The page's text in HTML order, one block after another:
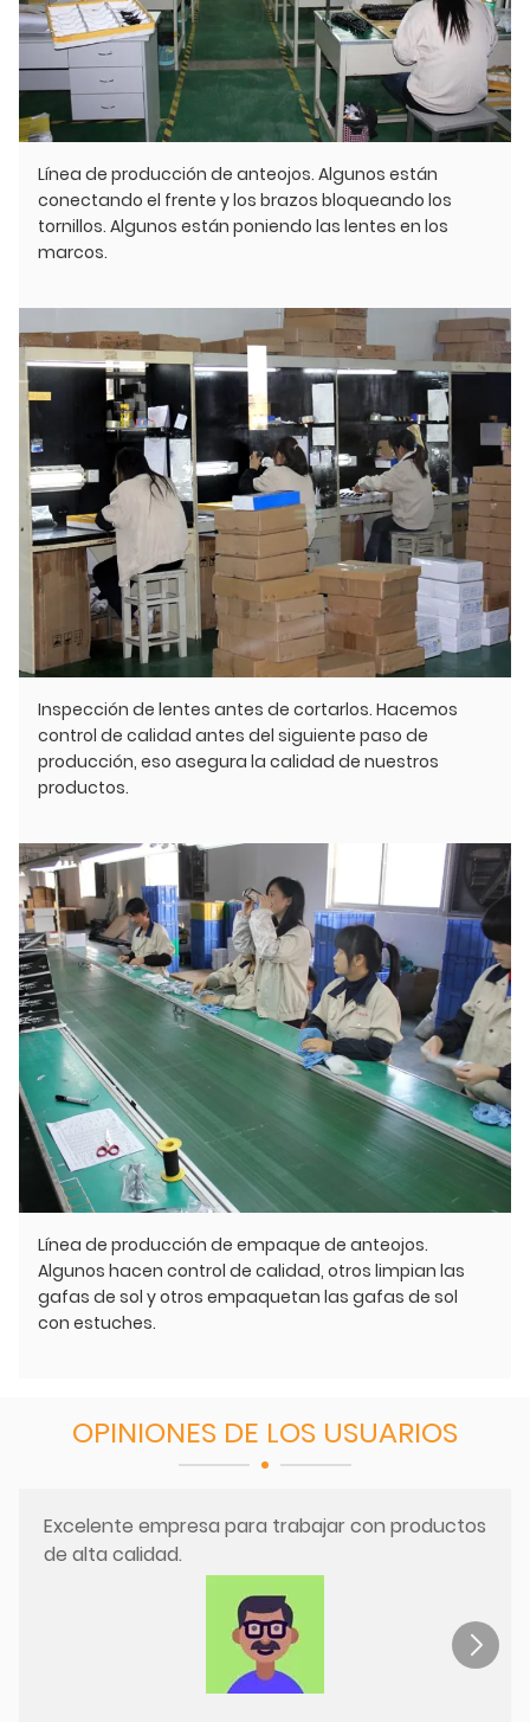
Línea de producción de anteojos. Algunos están
conectando el frente y los brazos bloqueando los
tornillos. Algunos están poniendo las lentes en los
marcos.
Inspección de lentes antes de cortarlos. Hacemos
control de calidad antes del siguiente paso de
producción, eso asegura la calidad de nuestros
productos.
Línea de producción de empaque de anteojos.
Algunos hacen control de calidad, otros limpian las
gafas de sol y otros empaquetan las gafas de sol
con estuches.
OPINIONES DE LOS USUARIOS
Excelente empresa para trabajar con productos
de alta calidad.